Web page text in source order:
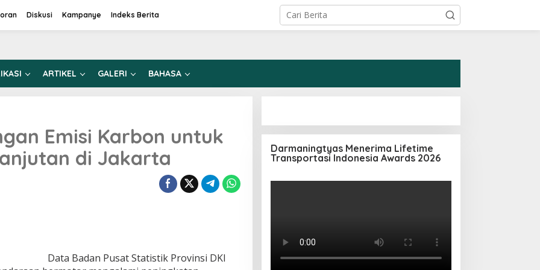
Diskusi Kampanye Indeks Berita
ARTIKEL GALERI BAHASA
Emisi Karbon untuk
di Jakarta
Data Badan Pusat Statistik Provinsi DKI
Darmaningtyas Menerima Lifetime
Transportasi Indonesia Awards 2026